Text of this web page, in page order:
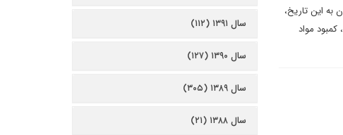
به این تاریخ،
کمبود مواد
سال ۱۳۹۱ (۱۱۲)
سال ۱۳۹۰ (۱۲۷)
سال ۱۳۸۹ (۳۰۵)
سال ۱۳۸۸ (۲۱)